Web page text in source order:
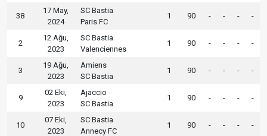
38
17 May,
2024
SC Bastia
Paris FC
1 90 - - - -
2
12 Ağu,
2023
SC Bastia
Valenciennes
1 90 - - - -
3
19 Ağu,
2023
Amiens
SC Bastia
1 90 - - - -
9
02 Eki,
2023
Ajaccio
SC Bastia
1 90 - - - -
10
07 Eki,
2023
SC Bastia
Annecy FC
1 90 - - - -